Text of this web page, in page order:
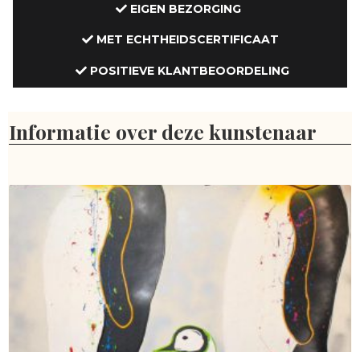
EIGEN BEZORGING
MET ECHTHEIDSCERTIFICAAT
POSITIEVE KLANTBEOORDELING
Informatie over deze kunstenaar